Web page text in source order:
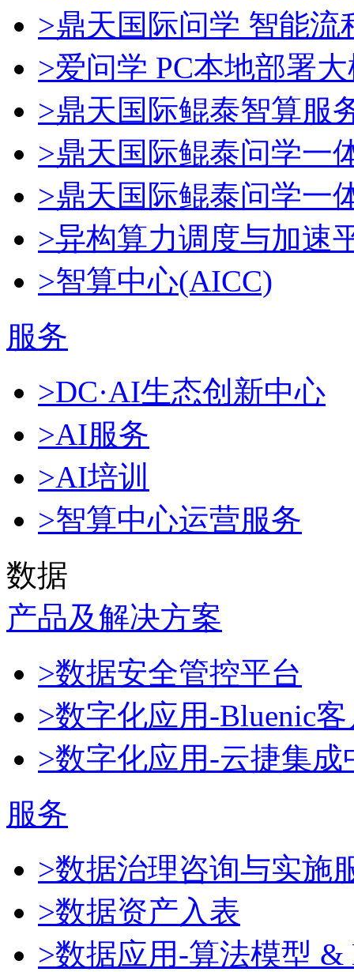
>鼎天国际问学 智能流
>爱问学 PC本地部署
>鼎天国际鲲泰智算服
>鼎天国际鲲泰问学一
>鼎天国际鲲泰问学一
>异构算力调度与加速
>智算中心(AICC)
服务
>DC·AI生态创新中心
>AI服务
>AI培训
>智算中心运营服务
数据
产品及解决方案
>数据安全管控平台
>数字化应用-Bluenic
>数字化应用-云捷集成
服务
>数据治理咨询与实施
>数据资产入表
>数据应用-算法模型 &